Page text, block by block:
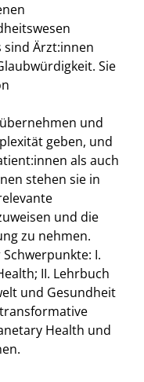
Ärzt:innen
Sie
und
geben, und
als auch
stehen sie in
und die
zu nehmen.
I.
II. Lehrbuch
und Gesundheit
Health und